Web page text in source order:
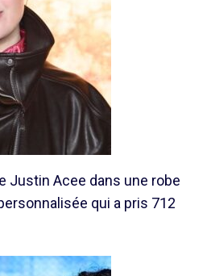
Justin Acee dans une robe
qui a pris 712